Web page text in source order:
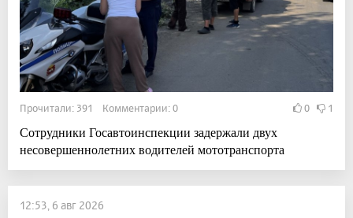
Прочитали: 391 Комментарии: 0 0 1
Сотрудники Госавтоинспекции задержали двух
несовершеннолетних водителей мототранспорта
12:53, 6 авг 2026